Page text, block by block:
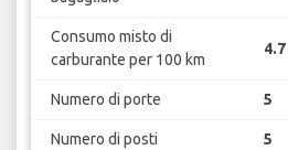
Consumo misto di
carburante per 100 km
Numero di porte 5
Numero di posti 5